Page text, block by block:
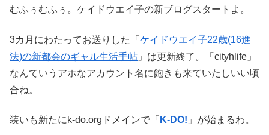
むふぅむふぅ。ケイドウエイ子の新ブログスタートよ。
3カ月にわたってお送りした「 ケイドウエイ子22歳(16進
法)の新都会のギャル生活手帖 」は更新終了。「cityhlife」
なんていうアホなアカウント名に飽きも来ていたしいい頃
合ね。
装いも新たにk-do.orgドメインで「 K-DO! 」が始まるわ。